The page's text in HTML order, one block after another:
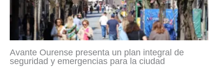
Avante Ourense presenta un plan integral de
seguridad y emergencias para la ciudad